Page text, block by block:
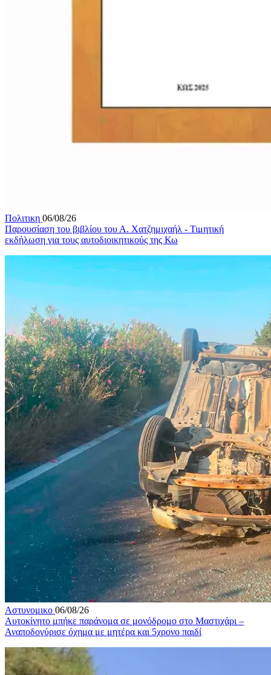
Πολιτικη 06/08/26
Παρουσίαση του βιβλίου του Α. Χατζημιχαήλ - Τιμητική
εκδήλωση για τους αυτοδιοικητικούς της Κω
Αστυνομικο 06/08/26
Αυτοκίνητο μπήκε παράνομα σε μονόδρομο στο Μαστιχάρι –
Αναποδογύρισε όχημα με μητέρα και 5χρονο παιδί